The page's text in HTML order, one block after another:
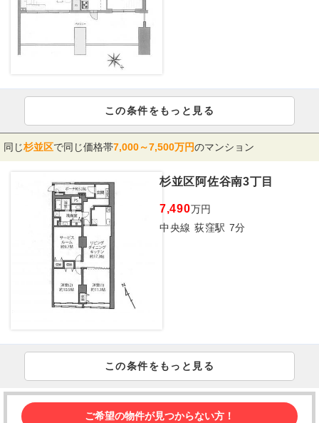
この条件をもっと見る
同じ杉並区で同じ価格帯7,000～7,500万円のマンション
杉並区阿佐谷南3丁目
7,490万円
中央線 荻窪駅 7分
この条件をもっと見る
ご希望の物件が見つからない方！